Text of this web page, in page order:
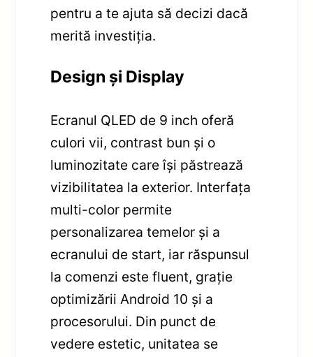
pentru a te ajuta să decizi dacă
merită investiția.
Design și Display
Ecranul QLED de 9 inch oferă
culori vii, contrast bun și o
luminozitate care își păstrează
vizibilitatea la exterior. Interfața
multi-color permite
personalizarea temelor și a
ecranului de start, iar răspunsul
la comenzi este fluent, grație
optimizării Android 10 și a
procesorului. Din punct de
vedere estetic, unitatea se